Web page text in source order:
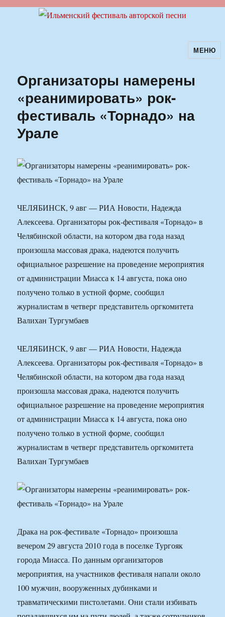
Ильменский фестиваль авторскойМЕНЮ
Организаторы намерены
«реанимировать» рок-
фестиваль «Торнадо» на
Урале
ЧЕЛЯБИНСК, 9 авг — РИА Новости, Надежда
Алексеева. Организаторы рок-фестиваля «Торнадо» в
Челябинской области, на котором два года назад
произошла массовая драка, надеются получить
официальное разрешение на проведение мероприятия
от администрации Миасса к 14 августа, пока оно
получено только в устной форме, сообщил
журналистам в четверг представитель оргкомитета
Валихан Тургумбаев
ЧЕЛЯБИНСК, 9 авг — РИА Новости, Надежда
Алексеева. Организаторы рок-фестиваля «Торнадо» в
Челябинской области, на котором два года назад
произошла массовая драка, надеются получить
официальное разрешение на проведение мероприятия
от администрации Миасса к 14 августа, пока оно
получено только в устной форме, сообщил
журналистам в четверг представитель оргкомитета
Валихан Тургумбаев
Драка на рок-фестивале «Торнадо» произошла
вечером 29 августа 2010 года в поселке Тургояк
города Миасса. По данным организаторов
мероприятия, на участников фестиваля напали около
100 мужчин, вооруженных дубинками и
травматическими пистолетами. Они стали избивать